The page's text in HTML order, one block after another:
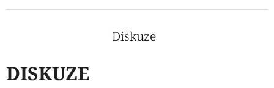
Diskuze
DISKUZE